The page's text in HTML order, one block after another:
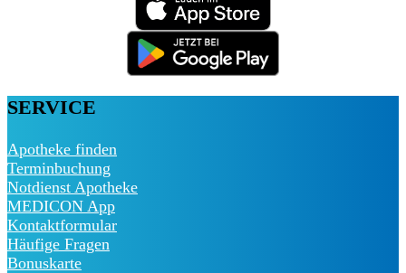
SERVICE
Apotheke finden
Terminbuchung
Notdienst Apotheke
MEDICON App
Kontaktformular
Häufige Fragen
Bonuskarte